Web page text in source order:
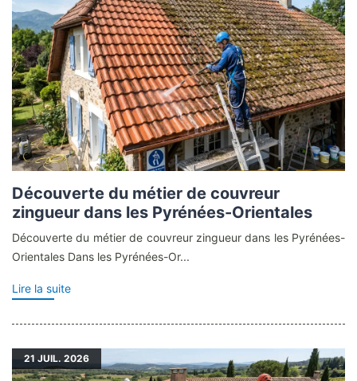
Découverte du métier de couvreur
zingueur dans les Pyrénées-Orientales
Découverte du métier de couvreur zingueur dans les Pyrénées-
Orientales Dans les Pyrénées-Or...
Lire la suite
21 JUIL. 2026